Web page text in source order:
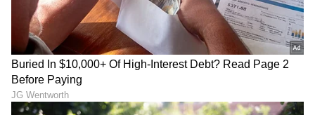
RECOMMENDED STORIES